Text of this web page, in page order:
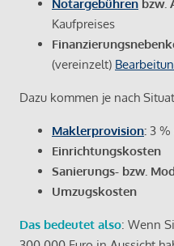
Notargebühren bzw.
Kaufpreises
(vereinzelt)
Dazu kommen je nach
Maklerprovision: 3 %
Einrichtungskosten
Sanierungs- bzw.
Umzugskosten
Das bedeutet also: Wenn